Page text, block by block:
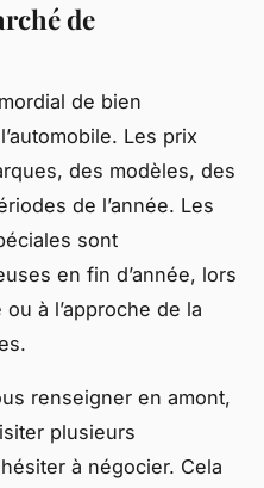
de
de bien
Les prix
, des modèles, des
de l’année. Les
sont
en fin d’année, lors
à l’approche de la
renseigner en amont,
plusieurs
à négocier. Cela